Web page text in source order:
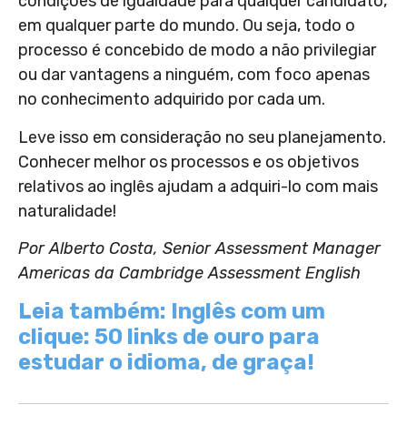
em qualquer parte do mundo. Ou seja, todo o
processo é concebido de modo a não privilegiar
ou dar vantagens a ninguém, com foco apenas
no conhecimento adquirido por cada um.
Leve isso em consideração no seu planejamento.
Conhecer melhor os processos e os objetivos
relativos ao inglês ajudam a adquiri-lo com mais
naturalidade!
Por Alberto Costa, Senior Assessment Manager
Americas da Cambridge Assessment English
Leia também: Inglês com um
clique: 50 links de ouro para
estudar o idioma, de graça!